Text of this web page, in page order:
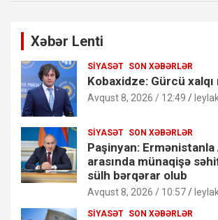
Xəbər Lenti
SIYASƏT SON XƏBƏRLƏR
Kobaxidze: Gürcü
Avqust 8, 2026 / 12:49
SIYASƏT SON XƏBƏRLƏR
Paşinyan:
arasında münaqişə
sülh bərqərar olub
Avqust 8, 2026 / 10:57
SIYASƏT SON XƏBƏRLƏR